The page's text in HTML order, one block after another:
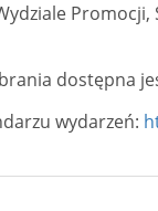
dostępna
wydarzeń: